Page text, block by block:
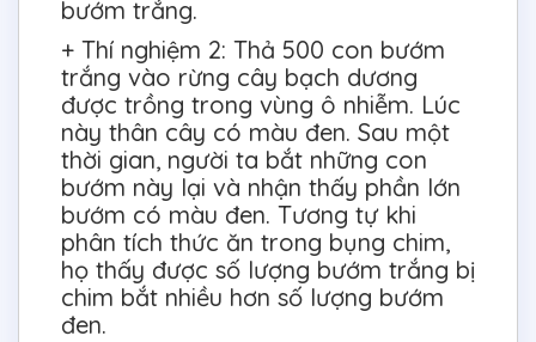
bướm trắng.
+ Thí nghiệm 2: Thả 500 con bướm
trắng vào rừng cây bạch dương
được trồng trong vùng ô nhiễm. Lúc
này thân cây có màu đen. Sau một
thời gian, người ta bắt những con
bướm này lại và nhận thấy phần lớn
bướm có màu đen. Tương tự khi
phân tích thức ăn trong bụng chim,
họ thấy được số lượng bướm trắng bị
chim bắt nhiều hơn số lượng bướm
đen.